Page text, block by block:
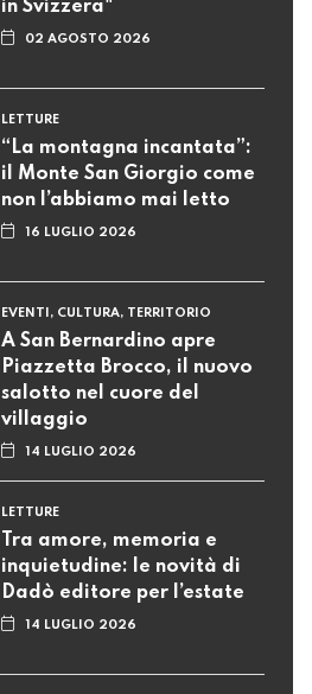
in Svizzera"
02 AGOSTO 2026
LETTURE
“La montagna incantata”:
il Monte San Giorgio come
non l’abbiamo mai letto
16 LUGLIO 2026
EVENTI, CULTURA, TERRITORIO
A San Bernardino apre
Piazzetta Brocco, il nuovo
salotto nel cuore del
villaggio
14 LUGLIO 2026
LETTURE
Tra amore, memoria e
inquietudine: le novità di
Dadò editore per l’estate
14 LUGLIO 2026